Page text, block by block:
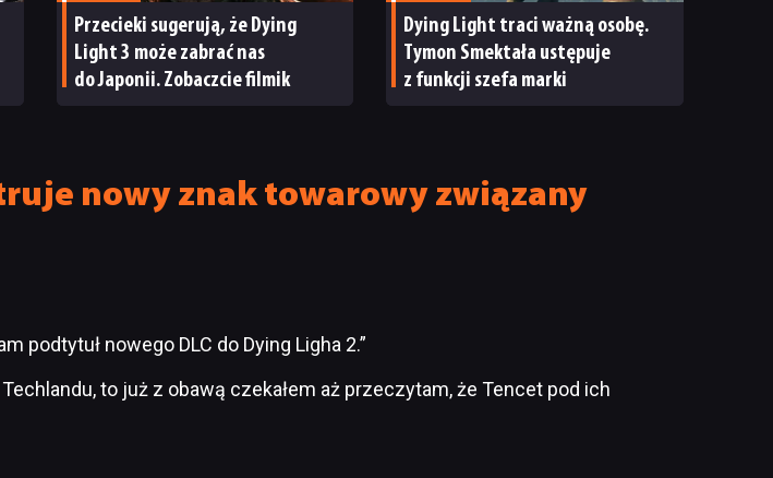
Przecieki sugerują, że Dying
Light 3 może zabrać nas
do Japonii. Zobaczcie filmik
Dying Light traci ważną osobę.
Tymon Smektała ustępuje
z funkcji szefa marki
nowy znak towarowy związany
podtytuł nowego DLC do Dying Ligha 2.”
to już z obawą czekałem aż przeczytam, że Tencet pod ich